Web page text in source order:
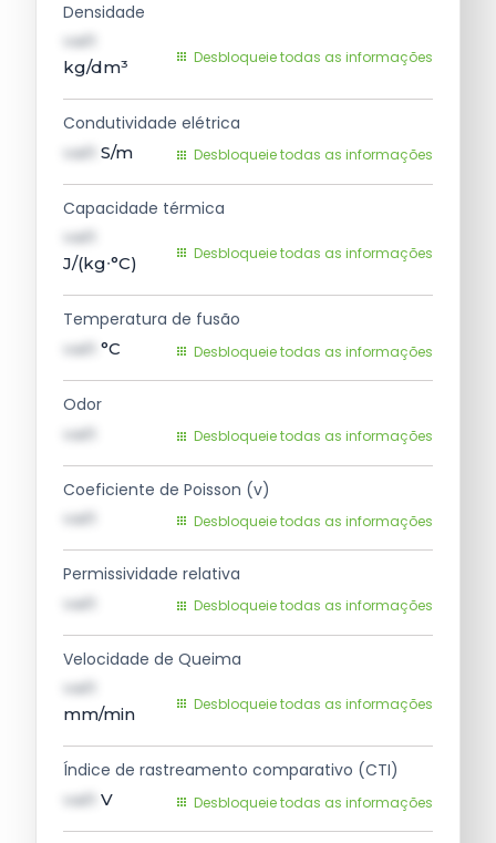
Densidade
val1
kg/dm³
Desbloqueie todas as informações
Condutividade elétrica
val1 S/m Desbloqueie todas as informações
Capacidade térmica
val1
J/(kg∙°C)
Desbloqueie todas as informações
Temperatura de fusão
val1 °C Desbloqueie todas as informações
Odor
val1 Desbloqueie todas as informações
Coeficiente de Poisson (v)
val1 Desbloqueie todas as informações
Permissividade relativa
val1 Desbloqueie todas as informações
Velocidade de Queima
val1
mm/min
Desbloqueie todas as informações
Índice de rastreamento comparativo (CTI)
val1 V Desbloqueie todas as informações